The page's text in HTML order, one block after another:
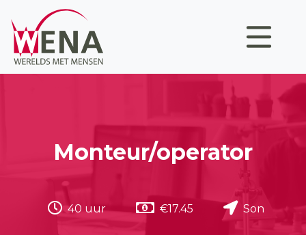
Monteur/operator
40 uur €17.45 Son